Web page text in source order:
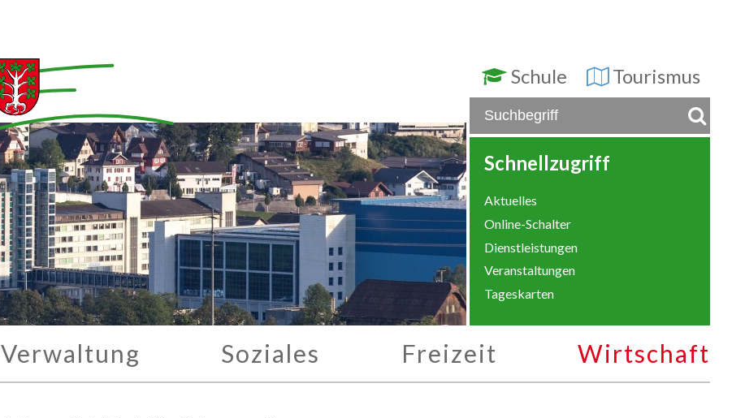
Schule Tourismus
Schnellzugriff
Aktuelles
Online-Schalter
Dienstleistungen
Veranstaltungen
Tageskarten
Verwaltung Soziales Freizeit Wirtschaft